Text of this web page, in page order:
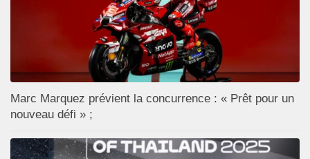
Marc Marquez prévient la concurrence : « Prêt pour un
nouveau défi » ;